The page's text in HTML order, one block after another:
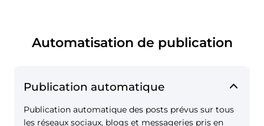
Tags d'achat Instagram
Taguez vos produits dans les publications pour
transformer votre compte Instagram en
Automatisation de publication
Publication automatique
Publication automatique des posts prévus sur tous
les réseaux sociaux, blogs et messageries pris en